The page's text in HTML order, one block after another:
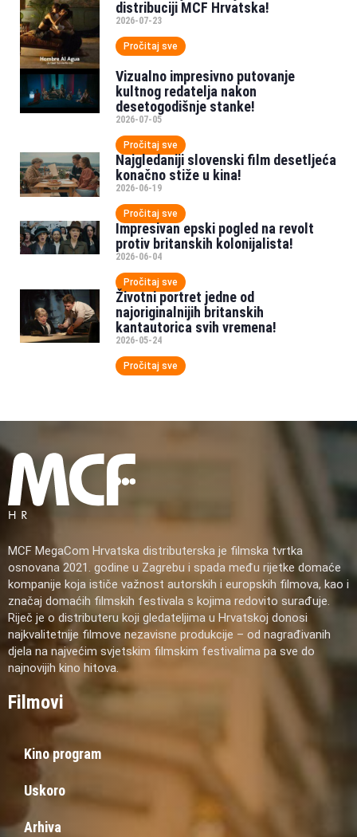
distribuciji MCF Hrvatska!
2026-07-23
Pročitaj sve
Vizualno impresivno putovanje
kultnog redatelja nakon
desetogodišnje stanke!
2026-07-05
Pročitaj sve
Najgledaniji slovenski film desetljeća
konačno stiže u kina!
2026-06-19
Pročitaj sve
Impresivan epski pogled na revolt
protiv britanskih kolonijalista!
2026-06-04
Pročitaj sve
Životni portret jedne od
najoriginalnijih britanskih
kantautorica svih vremena!
2026-05-24
Pročitaj sve
MCF MegaCom Hrvatska distributerska je filmska tvrtka
osnovana 2021. godine u Zagrebu i spada među rijetke domaće
kompanije koja ističe važnost autorskih i europskih filmova, kao i
značaj domaćih filmskih festivala s kojima redovito surađuje.
Riječ je o distributeru koji gledateljima u Hrvatskoj donosi
najkvalitetnije filmove nezavisne produkcije – od nagrađivanih
djela na najvećim svjetskim filmskim festivalima pa sve do
najnovijih kino hitova.
Filmovi
Kino program
Uskoro
Arhiva